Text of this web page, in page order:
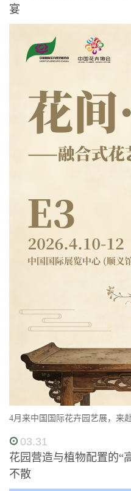
宴
4月来中国国际花卉园艺展，来
03.31
花园营造与植物配置的“
不散